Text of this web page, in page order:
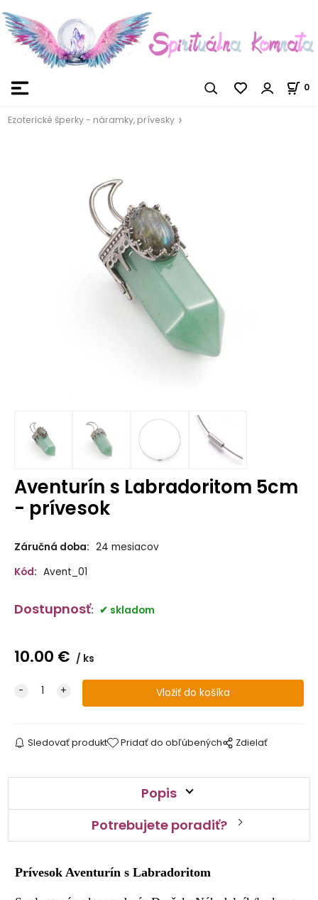
0
Ezoterické šperky - náramky, prívesky
Aventurín s Labradoritom 5cm
- prívesok
Záručná doba: 24 mesiacov
Kód: Avent_01
Dostupnosť: skladom
10.00 € ks
Sledovať produkt Pridať do obľúbených Zdielať
Popis
Potrebujete poradiť?
Prívesok Aventurín s Labradoritom